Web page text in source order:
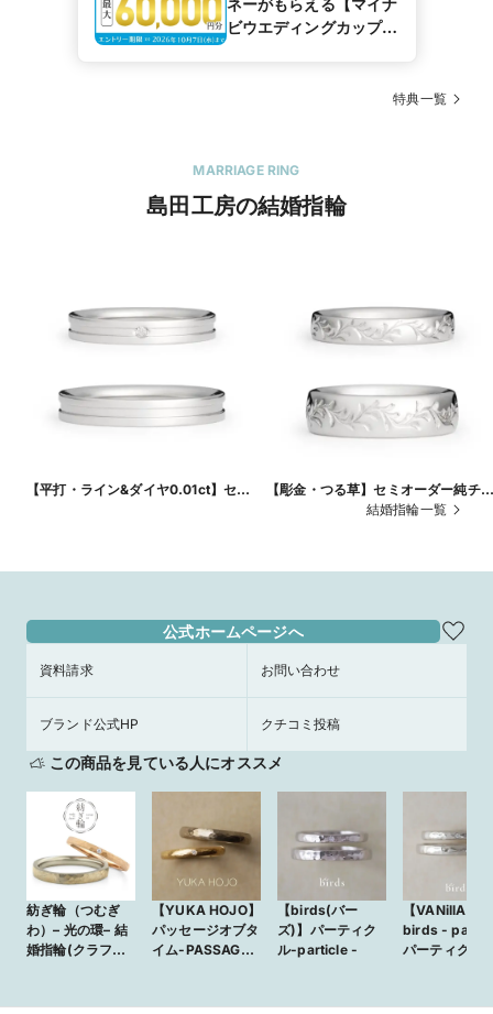
ネーがもらえる【マイナ
ビウエディングカップル
特典一覧
MARRIAGE RING
島田工房の結婚指輪
【平打・ライン&ダイヤ0.01ct】セミ
【彫金・つる草】セミオーダー純チタ
ン甲丸ペアリングm-094
結婚指輪一覧
公式ホームページへ
資料請求 お問い合わせ
ブランド公式HP クチコミ投稿
この商品を見ている人にオススメ
紡ぎ輪（つむぎ
わ）– 光の環– 結
婚指輪(クラフト
座2丁目・上野御
【YUKA HOJO】
パッセージオブタ
イム-PASSAGE
【birds(バー
ズ)】パーティク
ル-particle -
【VANillA】
birds -
パーティクル
ザイン【